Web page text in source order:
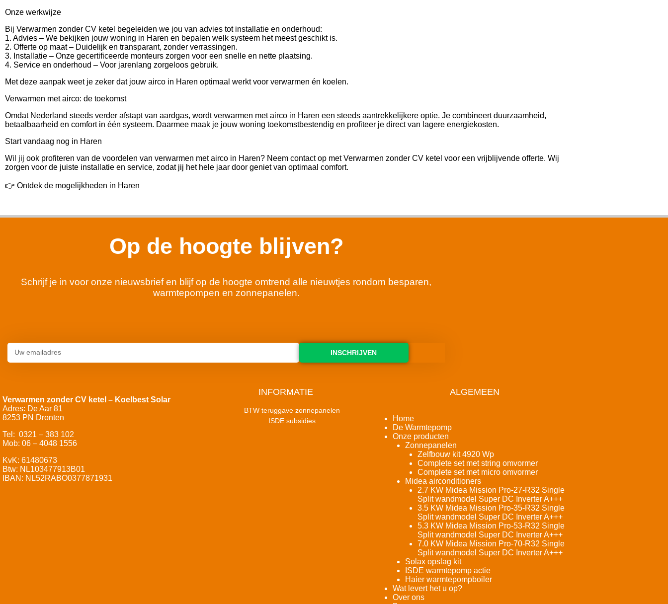
Onze werkwijze
Bij Verwarmen zonder CV ketel begeleiden we jou van advies tot installatie en onderhoud:
1. Advies – We bekijken jouw woning in Haren en bepalen welk systeem het meest geschikt is.
2. Offerte op maat – Duidelijk en transparant, zonder verrassingen.
3. Installatie – Onze gecertificeerde monteurs zorgen voor een snelle en nette plaatsing.
4. Service en onderhoud – Voor jarenlang zorgeloos gebruik.
Met deze aanpak weet je zeker dat jouw airco in Haren optimaal werkt voor verwarmen én koelen.
Verwarmen met airco: de toekomst
Omdat Nederland steeds verder afstapt van aardgas, wordt verwarmen met airco in Haren een steeds aantrekkelijkere optie. Je combineert duurzaamheid,
betaalbaarheid en comfort in één systeem. Daarmee maak je jouw woning toekomstbestendig en profiteer je direct van lagere energiekosten.
Start vandaag nog in Haren
Wil jij ook profiteren van de voordelen van verwarmen met airco in Haren? Neem contact op met Verwarmen zonder CV ketel voor een vrijblijvende offerte. Wij
zorgen voor de juiste installatie en service, zodat jij het hele jaar door geniet van optimaal comfort.
👉 Ontdek de mogelijkheden in Haren
Op de hoogte blijven?
Schrijf je in voor onze nieuwsbrief en blijf op de hoogte omtrend alle nieuwtjes rondom besparen,
warmtepompen en zonnepanelen.
INSCHRIJVEN
Verwarmen zonder CV ketel – Koelbest Solar
Adres: De Aar 81
8253 PN Dronten
Tel: 0321 – 383 102
Mob: 06 – 4048 1556
KvK: 61480673
Btw: NL103477913B01
IBAN: NL52RABO0377871931
INFORMATIE
BTW teruggave zonnepanelen
ISDE subsidies
ALGEMEEN
Home
De Warmtepomp
Onze producten
Zonnepanelen
Zelfbouw kit 4920 Wp
Complete set met string omvormer
Complete set met micro omvormer
Midea airconditioners
2.7 KW Midea Mission Pro-27-R32 Single
Split wandmodel Super DC Inverter A+++
3.5 KW Midea Mission Pro-35-R32 Single
Split wandmodel Super DC Inverter A+++
5.3 KW Midea Mission Pro-53-R32 Single
Split wandmodel Super DC Inverter A+++
7.0 KW Midea Mission Pro-70-R32 Single
Split wandmodel Super DC Inverter A+++
Solax opslag kit
ISDE warmtepomp actie
Haier warmtepompboiler
Wat levert het u op?
Over ons